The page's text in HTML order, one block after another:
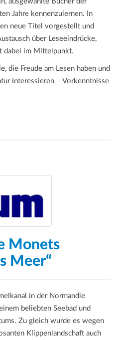
Jahre kennenzulernen. In
neue Titel vorgestellt und
über Leseeindrücke,
dabei im Mittelpunkt.
die Freude am Lesen haben und
interessieren – Vorkenntnisse
Monets
Meer“
in der Normandie
beliebten Seebad und
Zu gleich wurde es wegen
Klippenlandschaft auch